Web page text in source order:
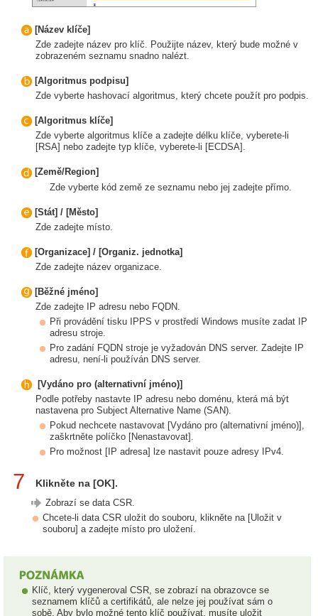
[Název klíče]
Zde zadejte název pro klíč. Použijte název, který bude možné v
zobrazeném seznamu snadno nalézt.
[Algoritmus podpisu]
Zde vyberte hashovací algoritmus, který chcete použít pro podpis.
[Algoritmus klíče]
Zde vyberte algoritmus klíče a zadejte délku klíče, vyberete-li
[RSA] nebo zadejte typ klíče, vyberete-li [ECDSA].
[Země/Region]
Zde vyberte kód země ze seznamu nebo jej zadejte přímo.
[Stát] / [Město]
Zde zadejte místo.
[Organizace] / [Organiz. jednotka]
Zde zadejte název organizace.
[Běžné jméno]
Zde zadejte IP adresu nebo FQDN.
Při provádění tisku IPPS v prostředí Windows musíte zadat IP
adresu stroje.
Pro zadání FQDN stroje je vyžadován DNS server. Zadejte IP
adresu, není-li používán DNS server.
[Vydáno pro (alternativní jméno)]
Podle potřeby nastavte IP adresu nebo doménu, která má být
nastavena pro Subject Alternative Name (SAN).
Pokud nechcete nastavovat [Vydáno pro (alternativní jméno)],
zaškrtněte políčko [Nenastavovat].
Pro možnost [IP adresa] lze nastavit pouze adresy IPv4.
7 Klikněte na [OK].
Zobrazí se data CSR.
Chcete-li data CSR uložit do souboru, klikněte na [Uložit v
souboru] a zadejte místo pro uložení.
Klíč, který vygeneroval CSR, se zobrazí na obrazovce se
seznamem klíčů a certifikátů, ale nelze jej používat sám o
sobě. Aby bylo možné tento klíč používat, musíte uložit